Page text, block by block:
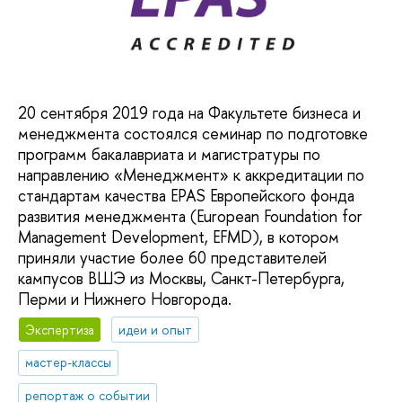
20 сентября 2019 года на Факультете бизнеса и
менеджмента состоялся семинар по подготовке
программ бакалавриата и магистратуры по
направлению «Менеджмент» к аккредитации по
стандартам качества EPAS Европейского фонда
развития менеджмента (European Foundation for
Management Development, EFMD), в котором
приняли участие более 60 представителей
кампусов ВШЭ из Москвы, Санкт-Петербурга,
Перми и Нижнего Новгорода.
Экспертиза
идеи и опыт
мастер-классы
репортаж о событии